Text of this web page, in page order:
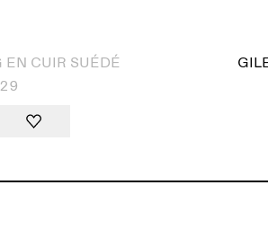
EN CUIR SUÉDÉ